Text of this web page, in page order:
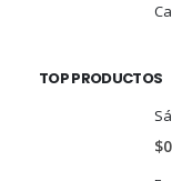
TOP PRODUCTOS
$0